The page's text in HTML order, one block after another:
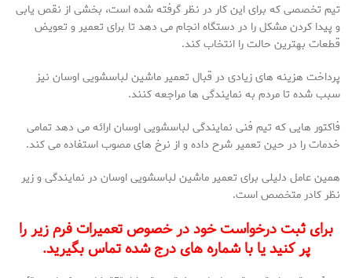
تیم تخصصی که برای این کار در نظر گرفته شده است، بخشی از نقص یابی
و پیدا کردن مشکل را در دستگاه انجام می دهد تا برای تعمیر و تعویض
قطعات بهترین حالت را انتخاب کند.
پرداخت هزینه های زیادی در قبال تعمیر ماشین لباسشویی اوسان نیز
سبب شده تا مردم به نمایندگی ها مراجعه کنند.
فاکتور هایی که تیم فنی نمایندگی لباسشویی اوسان ارائه می دهد تمامی
خدمات را در حین تعمیر شرح داده و از نرخ های مصوب استفاده می کند.
همین عامل دلیلی برای تعمیر ماشین لباسشویی اوسان در نمایندگی و زیر
نظر کادر متخصص است.
برای ثبت درخواست خود در خصوص تعمیرات فرم زیر را
پر کنید یا با شماره های درج شده تماس بگیرید.